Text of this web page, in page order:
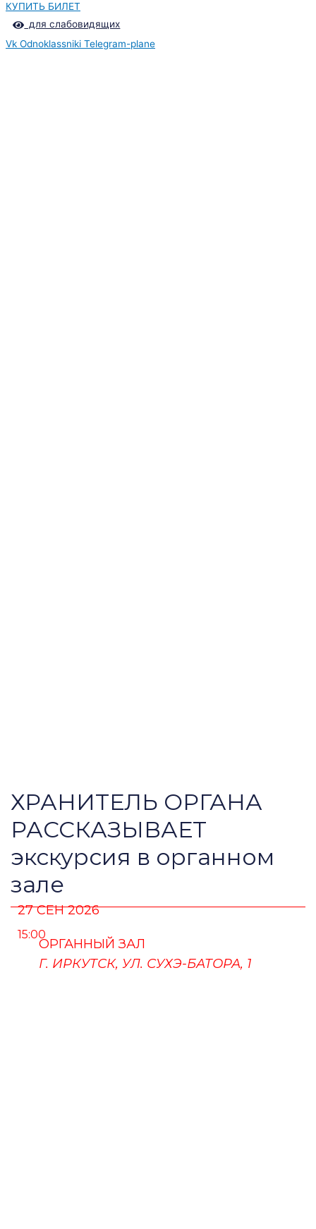
КУПИТЬ БИЛЕТ
для слабовидящих
Vk Odnoklassniki Telegram-plane
ХРАНИТЕЛЬ ОРГАНА
РАССКАЗЫВАЕТ
экскурсия в органном
зале
27 СЕН 2026
15:00
ОРГАННЫЙ ЗАЛ
Г. ИРКУТСК, УЛ. СУХЭ-БАТОРА, 1